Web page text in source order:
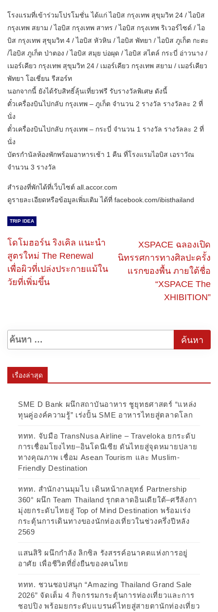
โรงแรมที่เข้าร่วมโปรโมชั่น ได้แก่ ไอบิส กรุงเทพ สุขุมวิท 24 / ไอบิส
กรุงเทพ สยาม / ไอบิส กรุงเทพ สาทร / ไอบิส กรุงเทพ ริเวอร์ไซด์ / ไอ
บิส กรุงเทพ สุขุมวิท 4 / ไอบิส หัวหิน / ไอบิส พัทยา / ไอบิส ภูเก็ต กะตะ
/ไอบิส ภูเก็ต ป่าตอง / ไอบิส สมุย บ่อผุด / ไอบิส สไตล์ กระบี่ อ่าวนาง /
เมอร์เคียว กรุงเทพ สุขุมวิท 24 / เมอร์เคียว กรุงเทพ สยาม / เมอร์เคียว
พัทยา โอเชี่ยน รีสอร์ท
นอกจากนี้ ยังได้รับสิทธิ์ลุ้นเที่ยวฟรี รับรางวัลพิเศษ ดังนี้
ตั๋วเครื่องบินไปกลับ กรุงเทพ – ภูเก็ต จำนวน 2 รางวัล รางวัลละ 2 ที่
นั่ง
ตั๋วเครื่องบินไปกลับ กรุงเทพ – กระบี่ จำนวน 1 รางวัล รางวัลละ 2 ที่
นั่ง
บัตรกำนัลห้องพักพร้อมอาหารเช้า 1 คืน ที่โรงแรมไอบิส เอราวัณ
จำนวน 3 รางวัล
สำรองที่พักได้ที่เว็บไซต์ all.accor.com
ดูรายละเอียดหรือข้อมูลเพิ่มเติม ได้ที่ facebook.com/ibisthailand
TRIP IDEA
โดโมฮอร์น ริงเคิล แนะนำ
สูตรใหม่ The Renewal
เพื่อผิวที่เปล่งประกายแม้ใน
วัยที่เพิ่มขึ้น
XSPACE ฉลอง​เปิด​
นิทรรศการทางศิลปะครั้ง
แรกของพื้น ภายใต้ชื่อ
“XSPACE The
XHIBITION”
เรื่องล่าสุด
SME D Bank ผนึกสถาบันอาหาร ชูยุทธศาสตร์ “แหล่ง
ทุนคู่องค์ความรู้” เร่งปั้น SME อาหารไทยสู่ตลาดโลก
ททท. จับมือ TransNusa Airline – Traveloka ยกระดับ
การเชื่อมโยงไทย–อินโดนีเซีย ดันไทยสู่จุดหมายปลาย
ทางคุณภาพ เชื่อม Asean Tourism และ Muslim-
Friendly Destination
ททท. สำนักงานมุมไบ เดินหน้ากลยุทธ์ Partnership
360° ผนึก Team Thailand รุกตลาดอินเดียใต้–ศรีลังกา
มุ่งยกระดับไทยสู่ Top of Mind Destination พร้อมเร่ง
กระตุ้นการเดินทางของนักท่องเที่ยวในช่วงครึ่งปีหลัง
2569
แสนสิริ ผนึกกำลัง ลิกซิล รังสรรค์อนาคตแห่งการอยู่
อาศัย เพื่อชีวิตที่ยั่งยืนของคนไทย
ททท. ชวนชอปสนุก “Amazing Thailand Grand Sale
2026” จัดเต็ม 4 กิจกรรมกระตุ้นการท่องเที่ยวและการ
ชอปปิง พร้อมยกระดับแบรนด์ไทยสู่สายตานักท่องเที่ยว